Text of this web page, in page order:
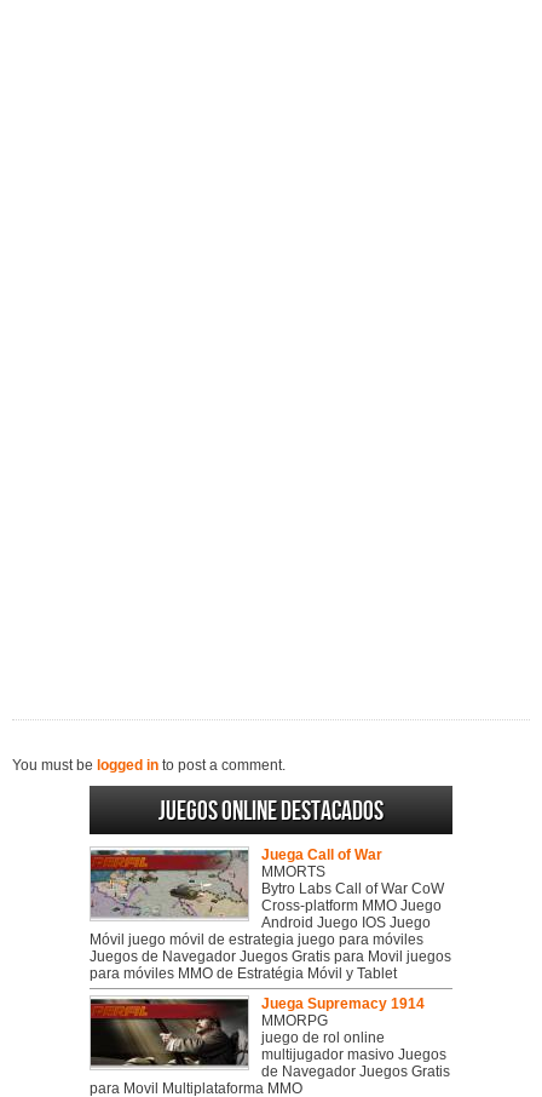
You must be logged in to post a comment.
Juegos online destacados
Juega Call of War
MMORTS
Bytro Labs Call of War CoW
Cross-platform MMO Juego
Android Juego IOS Juego
Móvil juego móvil de estrategia juego para móviles
Juegos de Navegador Juegos Gratis para Movil juegos
para móviles MMO de Estratégia Móvil y Tablet
Juega Supremacy 1914
MMORPG
juego de rol online
multijugador masivo Juegos
de Navegador Juegos Gratis
para Movil Multiplataforma MMO